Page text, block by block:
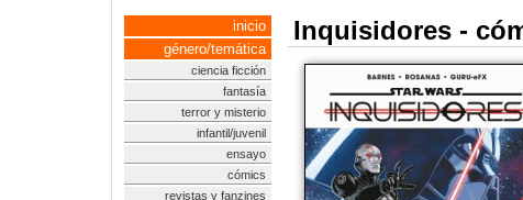
inicio
género/temática
ciencia ficción
fantasía
terror y misterio
infantil/juvenil
ensayo
cómics
revistas y fanzines
Inquisidores -